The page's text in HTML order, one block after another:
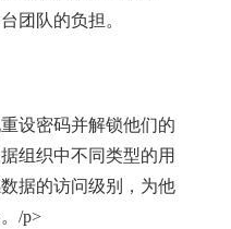
团队的负担。
设密码并解锁他们的
组织中不同类型的用
据的访问级别，为他
/p>